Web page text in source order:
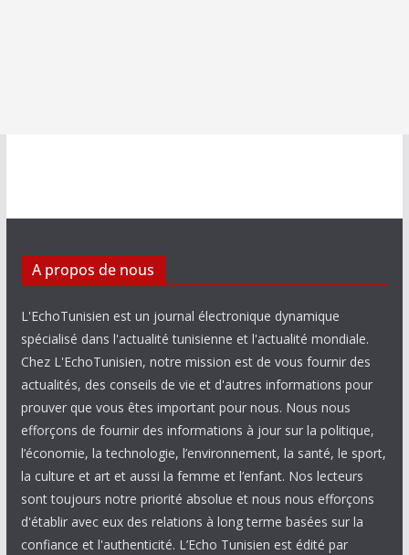
A propos de nous
L'EchoTunisien est un journal électronique dynamique
spécialisé dans l'actualité tunisienne et l'actualité mondiale.
Chez L'EchoTunisien, notre mission est de vous fournir des
actualités, des conseils de vie et d'autres informations pour
prouver que vous êtes important pour nous. Nous nous
efforçons de fournir des informations à jour sur la politique,
l’économie, la technologie, l’environnement, la santé, le sport,
la culture et art et aussi la femme et l’enfant. Nos lecteurs
sont toujours notre priorité absolue et nous nous efforçons
d'établir avec eux des relations à long terme basées sur la
confiance et l'authenticité. L’Echo Tunisien est édité par